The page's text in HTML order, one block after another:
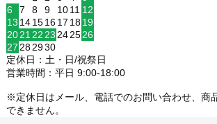
6
7 8 9 1011 12
13 14151617 1819
2021 22 23 242526
27 282930
定休日：土・日/祝祭日
営業時間：平日 9:00-18:00
※定休日はメール、電話でのお問い合わせ、商
できません。